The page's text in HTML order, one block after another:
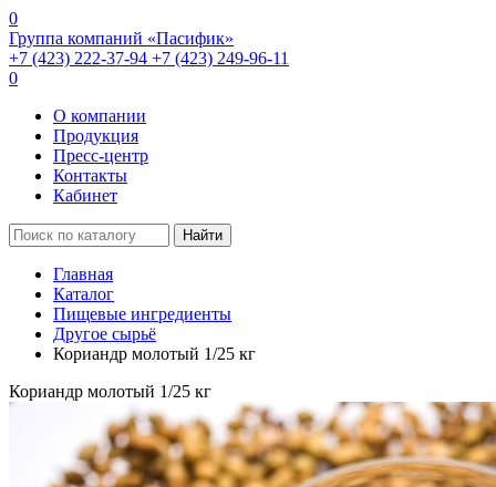
0
Группа компаний «Пасифик»
+7 (423) 222-37-94 +7 (423) 249-96-11
0
О компании
Продукция
Пресс-центр
Контакты
Кабинет
Найти
Главная
Каталог
Пищевые ингредиенты
Другое сырьё
Кориандр молотый 1/25 кг
Кориандр молотый 1/25 кг